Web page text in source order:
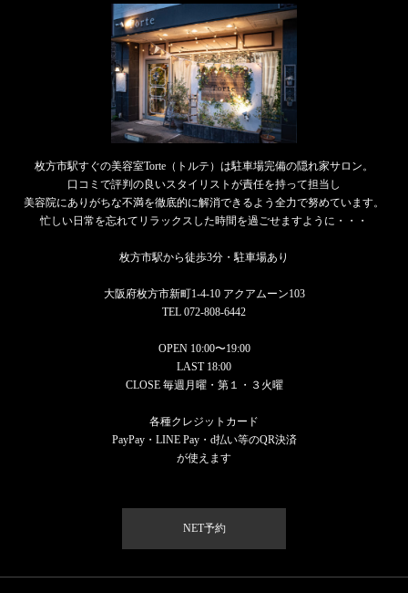
枚方市駅すぐの美容室Torte（トルテ）は駐車場完備の隠れ家サロン。
口コミで評判の良いスタイリストが責任を持って担当し
美容院にありがちな不満を徹底的に解消できるよう全力で努めています。
忙しい日常を忘れてリラックスした時間を過ごせますように・・・
枚方市駅から徒歩3分・駐車場あり
大阪府枚方市新町1-4-10 アクアムーン103
TEL 072-808-6442
OPEN 10:00〜19:00
LAST 18:00
CLOSE 毎週月曜・第１・３火曜
各種クレジットカード
PayPay・LINE Pay・d払い等のQR決済
が使えます
NET予約